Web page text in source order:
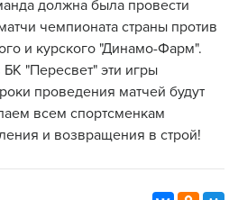
должна была провести
чемпионата страны против
и курского "Динамо-Фарм".
"Пересвет" эти игры
проведения матчей будут
всем спортсменкам
и возвращения в строй!